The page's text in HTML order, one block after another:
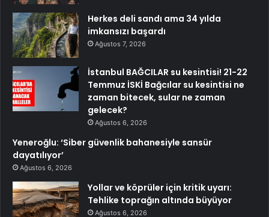
Herkes deli sandı ama 34 yılda
imkansızı başardı
Ağustos 7, 2026
İstanbul BAĞCILAR su kesintisi! 21-22
Temmuz İSKİ Bağcılar su kesintisi ne
zaman bitecek, sular ne zaman
gelecek?
Ağustos 6, 2026
Yeneroğlu: ‘Siber güvenlik bahanesiyle sansür
dayatılıyor’
Ağustos 6, 2026
Yollar ve köprüler için kritik uyarı:
Tehlike toprağın altında büyüyor
Ağustos 6, 2026